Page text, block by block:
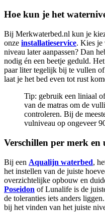
Hoe kun je het
Bij Merkwaterbed.nl kun je
onze installatieservice. Kies je
niveau later aanpassen? Dan
nodig én een beetje geduld.
paar liter tegelijk bij te vullen
laat je het bed even tot rust
Tip: gebruik een liniaal
van de matras om de
controleren. Bij de
vulniveau op ongeveer
Verschillen per merk en
Bij een Aqualijn waterbed,
het instellen van de juiste
overzichtelijke opbouw en
Poseidon of Lunalife is de
de toleranties iets anders
bij het vinden van het juiste